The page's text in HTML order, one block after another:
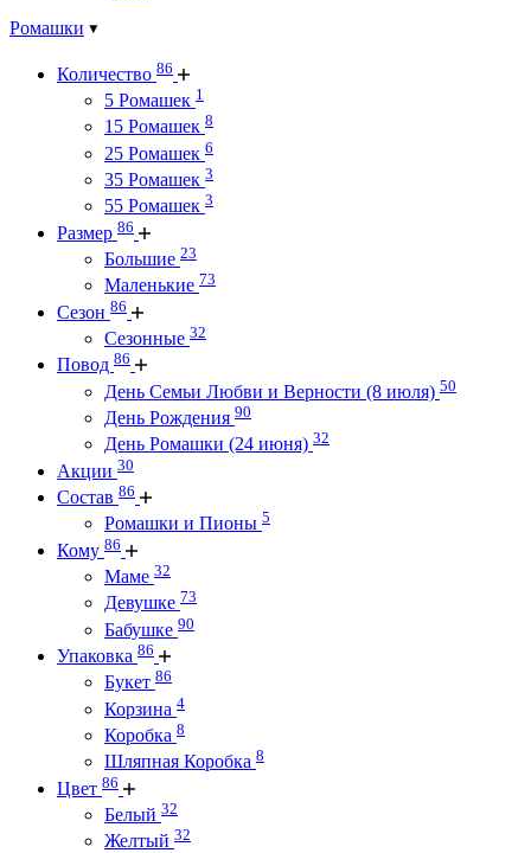
Ромашки
Количество 86
5 Ромашек 1
15 Ромашек 8
25 Ромашек 6
35 Ромашек 3
55 Ромашек 3
Размер 86
Большие 23
Маленькие 73
Сезон 86
Сезонные 32
Повод 86
День Семьи Любви и Верности (8 июля) 50
День Рождения 90
День Ромашки (24 июня) 32
Акции 30
Состав 86
Ромашки и Пионы 5
Кому 86
Маме 32
Девушке 73
Бабушке 90
Упаковка 86
Букет 86
Корзина 4
Коробка 8
Шляпная Коробка 8
Цвет 86
Белый 32
Желтый 32